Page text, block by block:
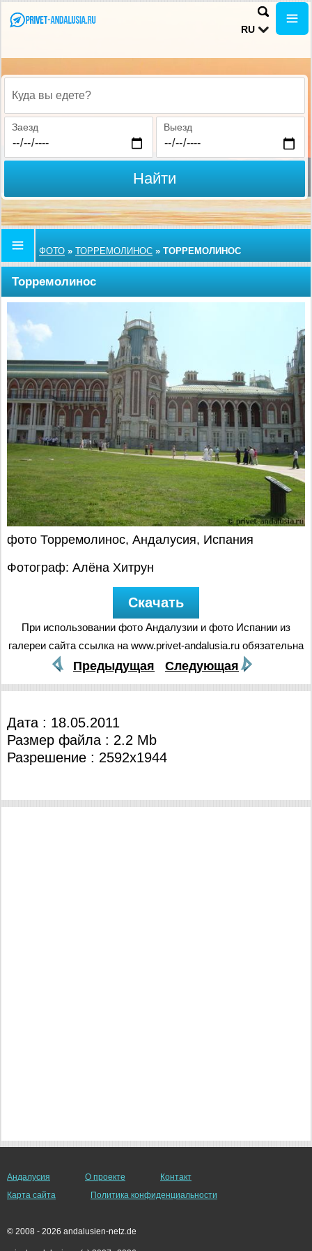
RU
Куда вы едете?
Заезд Выезд
Найти
ФОТО » ТОРРЕМОЛИНОС » ТОРРЕМОЛИНОС
Торремолинос
фото Торремолинос, Андалусия, Испания
Фотограф: Алёна Хитрун
При использовании фото Андалузии и фото Испании из
галереи сайта ссылка на www.privet-andalusia.ru обязательна
Предыдущая Следующая
Дата : 18.05.2011
Размер файла : 2.2 Mb
Разрешение : 2592x1944
Андалусия О проекте
Контакт
Карта сайта
Политика конфиденциальности
© 2008 - 2026 andalusien-netz.de